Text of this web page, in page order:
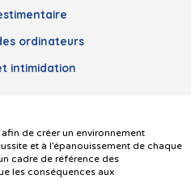
ordinateurs
intimidation
de créer un environnement
et à l’épanouissement de chaque
cadre de référence des
les conséquences aux